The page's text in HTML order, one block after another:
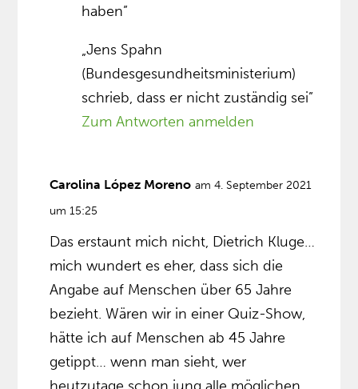
haben”
„Jens Spahn
(Bundesgesundheitsministerium)
schrieb, dass er nicht zuständig sei”
Zum Antworten anmelden
Carolina López Moreno am 4. September 2021
um 15:25
Das erstaunt mich nicht, Dietrich Kluge…
mich wundert es eher, dass sich die
Angabe auf Menschen über 65 Jahre
bezieht. Wären wir in einer Quiz-Show,
hätte ich auf Menschen ab 45 Jahre
getippt… wenn man sieht, wer